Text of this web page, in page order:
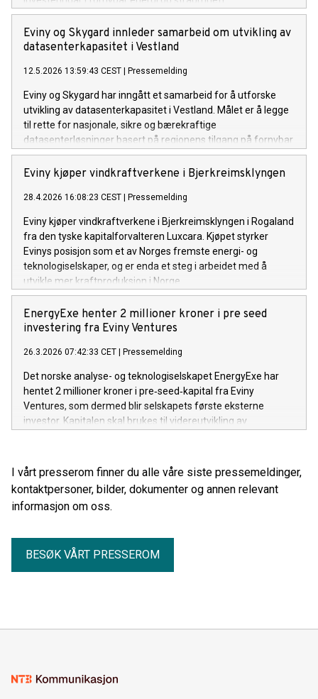
Eviny og Skygard innleder samarbeid om utvikling av
datasenterkapasitet i Vestland
12.5.2026 13:59:43 CEST | Pressemelding
Eviny og Skygard har inngått et samarbeid for å utforske
utvikling av datasenterkapasitet i Vestland. Målet er å legge
til rette for nasjonale, sikre og bærekraftige
datasenterløsninger basert på regionens tilgang på fornybar
kraft, infrastruktur og kompetanse.
Eviny kjøper vindkraftverkene i Bjerkreimsklyngen
28.4.2026 16:08:23 CEST | Pressemelding
Eviny kjøper vindkraftverkene i Bjerkreimsklyngen i Rogaland
fra den tyske kapitalforvalteren Luxcara. Kjøpet styrker
Evinys posisjon som et av Norges fremste energi- og
teknologiselskaper, og er enda et steg i arbeidet med å
utvikle mer kraftproduksjon i Norge.
EnergyExe henter 2 millioner kroner i pre seed
investering fra Eviny Ventures
26.3.2026 07:42:33 CET | Pressemelding
Det norske analyse- og teknologiselskapet EnergyExe har
hentet 2 millioner kroner i pre‑seed‑kapital fra Eviny
Ventures, som dermed blir selskapets første eksterne
investor. Kapitalen skal brukes til videreutvikling av
vindkraftindustrien.
I vårt presserom finner du alle våre siste pressemeldinger,
kontaktpersoner, bilder, dokumenter og annen relevant
informasjon om oss.
BESØK VÅRT PRESSEROM